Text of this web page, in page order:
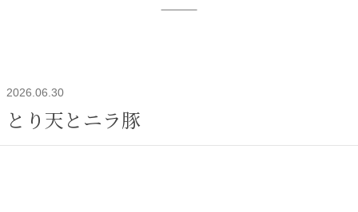
2026.06.30
とり天とニラ豚